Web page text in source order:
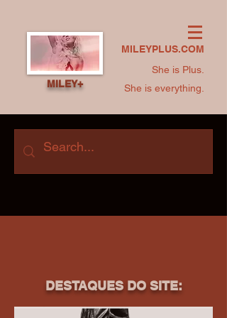
MILEYPLUS.COM
She is Plus.
She is everything.
MILEY+
DESTAQUES DO SITE: